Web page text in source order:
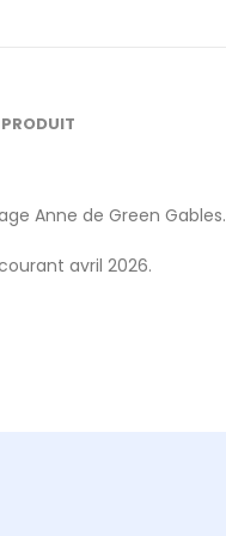
Anne de Green Gables.
avril 2026.